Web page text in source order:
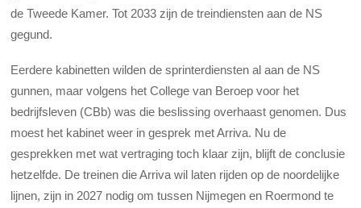
de Tweede Kamer. Tot 2033 zijn de treindiensten aan de NS
gegund.
Eerdere kabinetten wilden de sprinterdiensten al aan de NS
gunnen, maar volgens het College van Beroep voor het
bedrijfsleven (CBb) was die beslissing overhaast genomen. Dus
moest het kabinet weer in gesprek met Arriva. Nu de
gesprekken met wat vertraging toch klaar zijn, blijft de conclusie
hetzelfde. De treinen die Arriva wil laten rijden op de noordelijke
lijnen, zijn in 2027 nodig om tussen Nijmegen en Roermond te